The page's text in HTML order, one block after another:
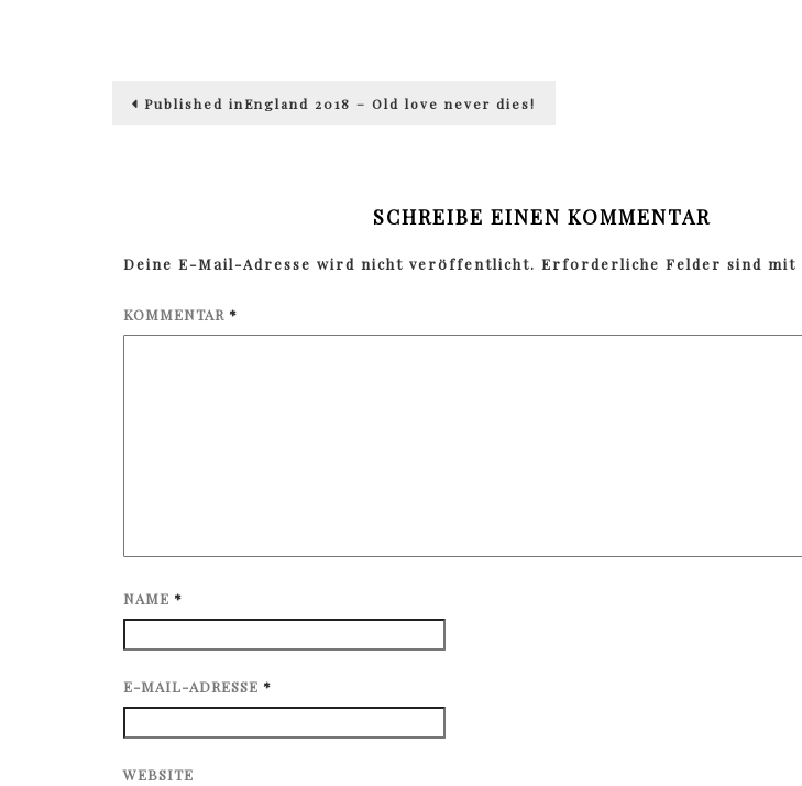
Beitragsnavigation
Published inEngland 2018 – Old love never dies!
SCHREIBE EINEN KOMMENTAR
Deine E-Mail-Adresse wird nicht veröffentlicht. Erforderliche Felder sind mit
KOMMENTAR *
NAME *
E-MAIL-ADRESSE *
WEBSITE